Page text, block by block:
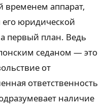
аппарат,
его юридической
первый план. Ведь
седаном — это
от
ответственность
наличие